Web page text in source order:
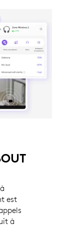
est
disponible pour
à